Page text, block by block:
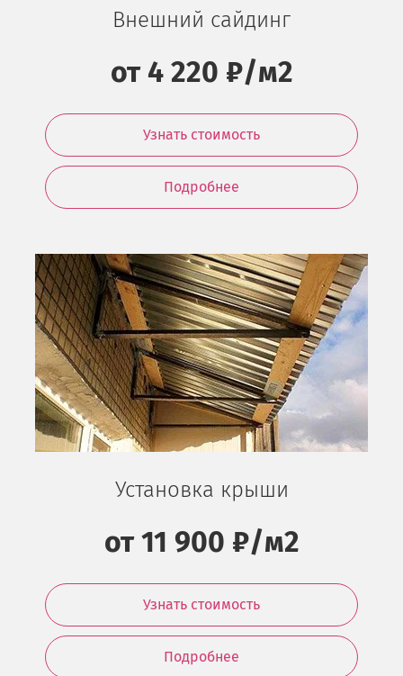
Внешний сайдинг
от 4 220 ₽/м2
Узнать стоимость
Подробнее
Установка крыши
от 11 900 ₽/м2
Узнать стоимость
Подробнее